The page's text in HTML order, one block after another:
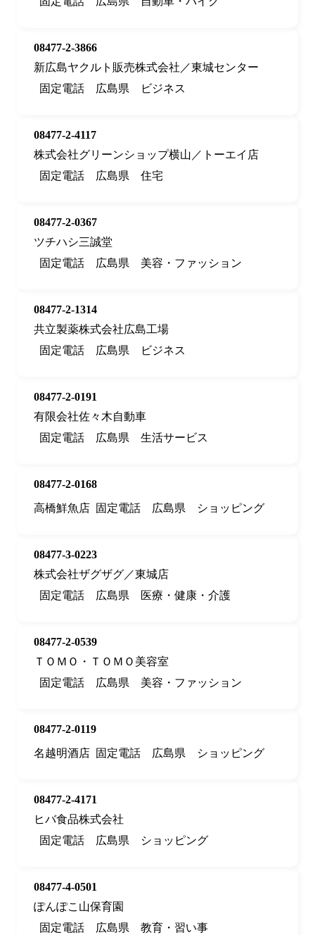
08477-2-3866
新広島ヤクルト販売株式会社／東城センター
固定電話
広島県 ビジネス
08477-2-4117
株式会社グリーンショップ横山／トーエイ店
固定電話
広島県 住宅
08477-2-0367
ツチハシ三誠堂
固定電話
広島県 美容・ファッション
08477-2-1314
共立製薬株式会社広島工場
固定電話
広島県 ビジネス
08477-2-0191
有限会社佐々木自動車
固定電話
広島県 生活サービス
08477-2-0168
高橋鮮魚店 固定電話 広島県 ショッピング
08477-3-0223
株式会社ザグザグ／東城店
固定電話
広島県 医療・健康・介護
08477-2-0539
ＴＯＭＯ・ＴＯＭＯ美容室
固定電話
広島県 美容・ファッション
08477-2-0119
名越明酒店 固定電話 広島県 ショッピング
08477-2-4171
ヒバ食品株式会社
固定電話
広島県 ショッピング
08477-4-0501
ぽんぽこ山保育園
固定電話
広島県 教育・習い事